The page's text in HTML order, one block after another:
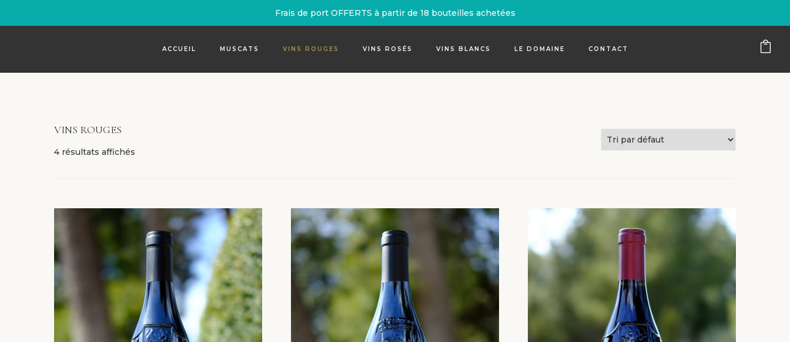
Frais de port OFFERTS à partir de 18 bouteilles achetées
ACCUEIL MUSCATS VINS ROUGES VINS ROSÉS VINS BLANCS LE DOMAINE CONTACT
VINS ROUGES
4 résultats affichés